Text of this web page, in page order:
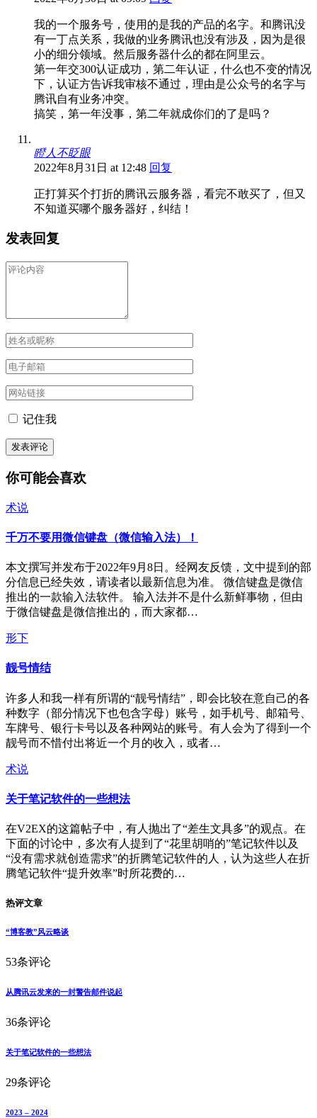
我的一个服务号，使用的是我的产品的名字。和腾讯没
有一丁点关系，我做的业务腾讯也没有涉及，因为是很
小的细分领域。然后服务器什么的都在阿里云。
第一年交300认证成功，第二年认证，什么也不变的情况
下，认证方告诉我审核不通过，理由是公众号的名字与
腾讯自有业务冲突。
搞笑，第一年没事，第二年就成你们的了是吗？
瞪人不眨眼
2022年8月31日 at 12:48 回复
正打算买个打折的腾讯云服务器，看完不敢买了，但又
不知道买哪个服务器好，纠结！
发表回复
记住我
你可能会喜欢
术说
千万不要用微信键盘（微信输入法）！
本文撰写并发布于2022年9月8日。经网友反馈，文中提到的部
分信息已经失效，请读者以最新信息为准。 微信键盘是微信
推出的一款输入法软件。 输入法并不是什么新鲜事物，但由
于微信键盘是微信推出的，而大家都…
形下
靓号情结
许多人和我一样有所谓的“靓号情结”，即会比较在意自己的各
种数字（部分情况下也包含字母）账号，如手机号、邮箱号、
车牌号、银行卡号以及各种网站的账号。有人会为了得到一个
靓号而不惜付出将近一个月的收入，或者…
术说
关于笔记软件的一些想法
在V2EX的这篇帖子中，有人抛出了“差生文具多”的观点。在
下面的讨论中，多次有人提到了“花里胡哨的”笔记软件以及
“没有需求就创造需求”的折腾笔记软件的人，认为这些人在折
腾笔记软件“提升效率”时所花费的…
热评文章
“博客教”风云略谈
53条评论
从腾讯云发来的一封警告邮件说起
36条评论
关于笔记软件的一些想法
29条评论
2023 – 2024